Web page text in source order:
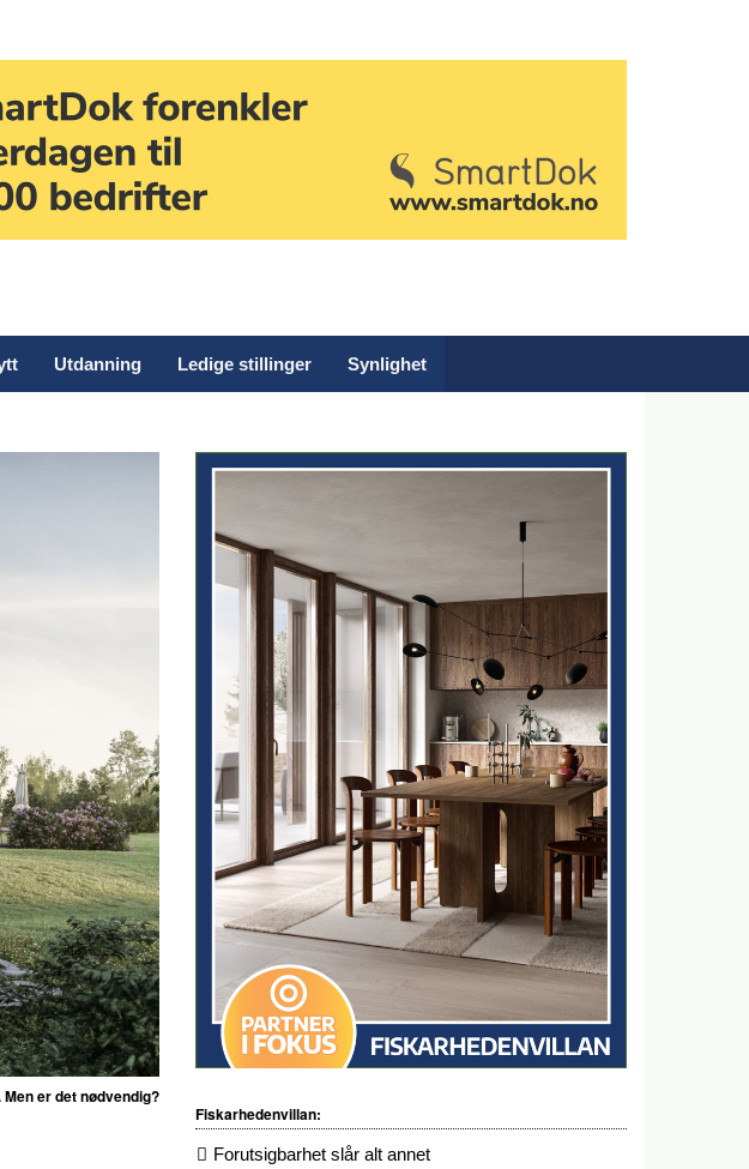
Utdanning Ledige stillinger Synlighet
er det nødvendig?
Fiskarhedenvillan:
Forutsigbarhet slår alt annet